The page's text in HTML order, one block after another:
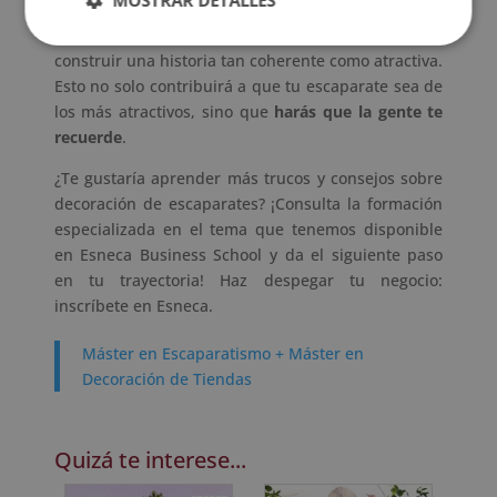
una historia y evoque emociones. Puedes utilizar
construir una historia tan coherente como atractiva.
Esto no solo contribuirá a que tu escaparate sea de
los más atractivos, sino que harás que la gente te
recuerde.
¿Te gustaría aprender más trucos y consejos sobre
decoración de escaparates? ¡Consulta la formación
especializada en el tema que tenemos disponible
en Esneca Business School y da el siguiente paso
en tu trayectoria! Haz despegar tu negocio:
inscríbete en Esneca.
Máster en Escaparatismo + Máster en
Decoración de Tiendas
Quizá te interese...